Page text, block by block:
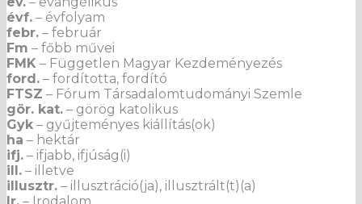
évf. – évfolyam
febr. – február
Fm – főbb művei
FMK – Független Magyar Kezdeményezés
ford. – fordította, fordító
FTSZ – Fórum Társadalomtudományi Szemle
gör. kat. – görög katolikus
Gyk – gyűjteményes kiállítás(ok)
ha – hektár
ifj. – ifjabb, ifjúság(i)
ill. – illetve
illusztr. – illusztráció(ja), illusztrált(t)(a)